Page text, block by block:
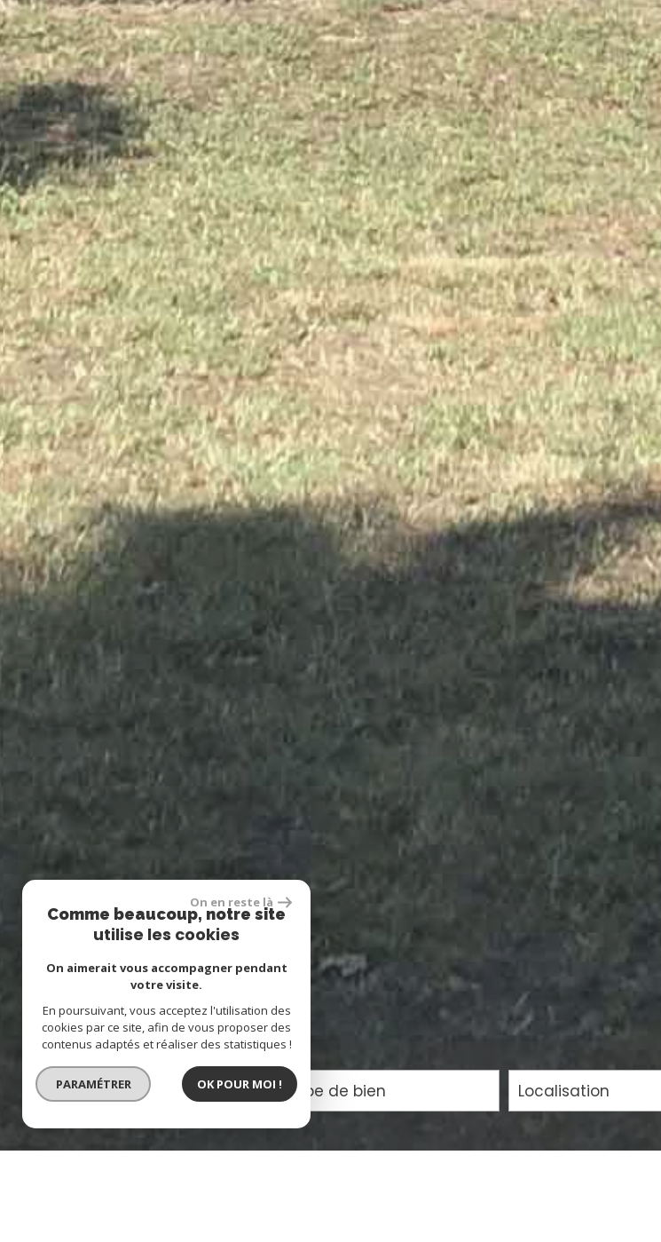
Vente
On en reste là
Comme beaucoup, notre site
utilise les cookies
On aimerait vous accompagner pendant
votre visite.
En poursuivant, vous acceptez l'utilisation des
cookies par ce site, afin de vous proposer des
contenus adaptés et réaliser des statistiques !
PARAMÉTRER OK POUR MOI !